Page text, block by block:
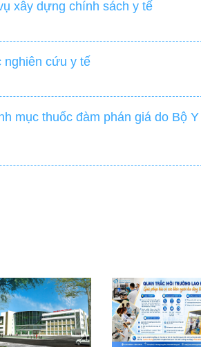
xây dựng chính sách y tế
nghiên cứu y tế
mục thuốc đàm phán giá do Bộ